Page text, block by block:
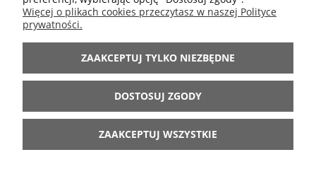
INFORMACJE
ARANŻACJE
BĄDŹ Z NAMI
Więcej o plikach cookies przeczytasz w naszej Polityce
prywatności.
ZAAKCEPTUJ TYLKO NIEZBĘDNE
DOSTOSUJ ZGODY
ZAAKCEPTUJ WSZYSTKIE